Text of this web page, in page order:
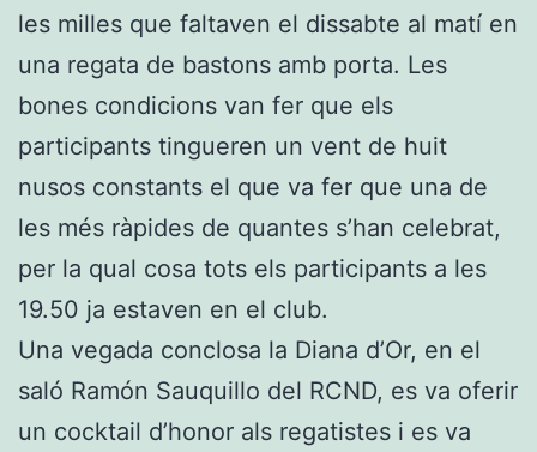
les milles que faltaven el dissabte al matí en
una regata de bastons amb porta. Les
bones condicions van fer que els
participants tingueren un vent de huit
nusos constants el que va fer que una de
les més ràpides de quantes s’han celebrat,
per la qual cosa tots els participants a les
19.50 ja estaven en el club.
Una vegada conclosa la Diana d’Or, en el
saló Ramón Sauquillo del RCND, es va oferir
un cocktail d’honor als regatistes i es va